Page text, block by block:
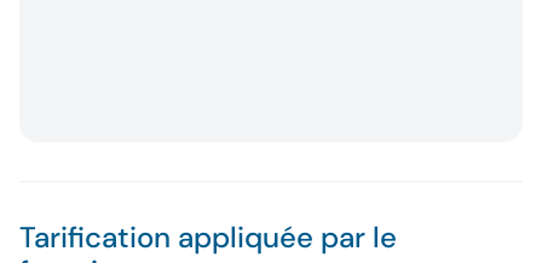
Tarification appliquée par le